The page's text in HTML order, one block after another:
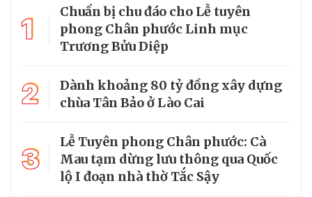
1
Chuẩn bị chu đáo cho Lễ tuyên
phong Chân phước Linh mục
Trương Bửu Diệp
2
Dành khoảng 80 tỷ đồng xây dựng
chùa Tân Bảo ở Lào Cai
3
Lễ Tuyên phong Chân phước: Cà
Mau tạm dừng lưu thông qua Quốc
lộ I đoạn nhà thờ Tắc Sậy